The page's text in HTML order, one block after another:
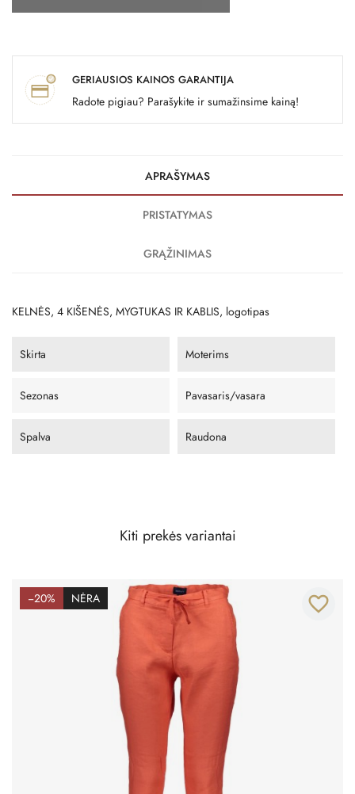
GERIAUSIOS KAINOS GARANTIJA
Radote pigiau? Parašykite ir sumažinsime kainą!
APRAŠYMAS
PRISTATYMAS
GRĄŽINIMAS
KELNĖS, 4 KIŠENĖS, MYGTUKAS IR KABLIS, logotipas
Skirta Moterims
Sezonas Pavasaris/vasara
Spalva Raudona
Kiti prekės variantai
−20% NĖRA favorite_border